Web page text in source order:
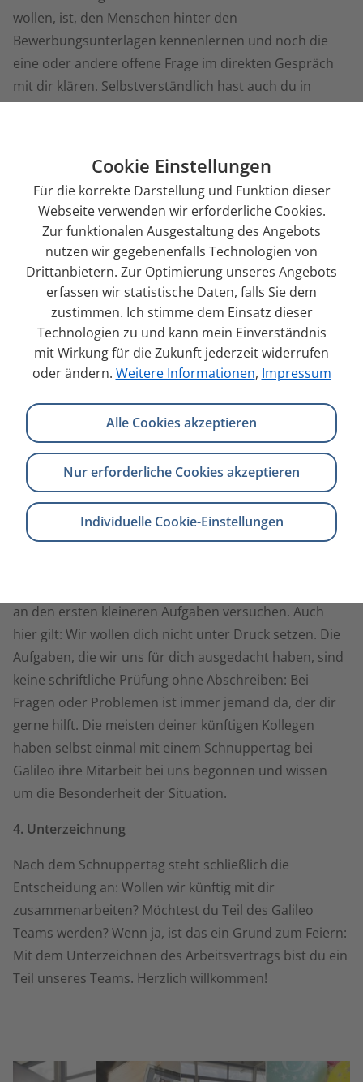
wollen, ist, den Menschen hinter den
Bewerbungsunterlagen kennenlernen und noch die
eine oder andere offene Frage im direkten Gespräch
mit dir klären. Selbstverständlich hast auch du in
Interesses zu stellen.
3. Schnuppertag
Nach manchen Gesprächen ist unser Interesse so
groß, dass wir den Bewerber oder die Bewerberin in
einem nächsten Schritt zum Schnuppertag bei Galileo
einladen. Bei anderen Gesprächen freuen wir uns über
den Austausch und das gegenseitige Kennenlernen,
auch wenn der Bewerbungsprozess für den Menschen,
der uns gegenübersaß, an dieser Stelle leider endet.
Wenn es für dich zu einem Schnuppertag kommen
sollte, hast du die Gelegenheit, unseren Betrieb und
deine potentiellen Kollegen kennenzulernen. Es geht
uns vorrangig darum, dass wir dich und du uns in der
künftigen Arbeitsumgebung und in der Interaktion mit
dem Galileo-Team erleben. Eine Einladung zum
gemeinsamen Mittagessen gehört ebenso dazu, wie
an den ersten kleineren Aufgaben versuchen. Auch
hier gilt: Wir wollen dich nicht unter Druck setzen. Die
Aufgaben, die wir uns für dich ausgedacht haben, sind
keine schriftliche Prüfung ohne Abschreiben: Bei
Fragen oder Problemen ist immer jemand da, der dir
gerne hilft. Die meisten deiner künftigen Kollegen
haben selbst einmal mit einem Schnuppertag bei
Galileo ihre Mitarbeit bei uns begonnen und wissen
um die Besonderheit der Situation.
4. Unterzeichnung
Nach dem Schnuppertag steht schließlich die
Entscheidung an: Wollen wir künftig mit dir
zusammenarbeiten? Möchtest du Teil des Galileo
Teams werden? Wenn ja, ist das ein Grund zum Feiern:
Mit dem Unterzeichnen des Arbeitsvertrags bist du ein
Teil unseres Teams. Herzlich willkommen!
Cookie Einstellungen
Für die korrekte Darstellung und Funktion dieser
Webseite verwenden wir erforderliche Cookies.
Zur funktionalen Ausgestaltung des Angebots
nutzen wir gegebenenfalls Technologien von
Drittanbietern. Zur Optimierung unseres Angebots
erfassen wir statistische Daten, falls Sie dem
zustimmen. Ich stimme dem Einsatz dieser
Technologien zu und kann mein Einverständnis
mit Wirkung für die Zukunft jederzeit widerrufen
oder ändern. Weitere Informationen, Impressum
Alle Cookies akzeptieren
Nur erforderliche Cookies akzeptieren
Individuelle Cookie-Einstellungen